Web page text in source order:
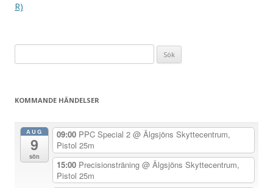
n
a
R)
efter:
KOMMANDE HÄNDELSER
AUG
9
sön
09:00 PPC Special 2 @ Älgsjöns Skyttecentrum,
Pistol 25m
15:00 Precisionsträning @ Älgsjöns Skyttecentrum,
Pistol 25m